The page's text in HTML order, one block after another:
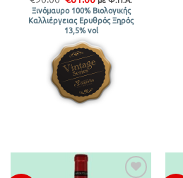
price
was:
€90.00.
τρέχουσα
τιμή
είναι:
€81.00.
Ξινόμαυρο 100% Βιολογικής
Καλλιέργειας Ερυθρός Ξηρός
13,5% vol